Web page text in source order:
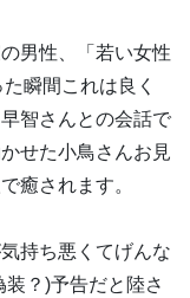
男性、「若い女性
瞬間これは良く
智さんとの会話で
せた小鳥さんお見
癒されます。
持ち悪くてげんな
？)予告だと陸さ